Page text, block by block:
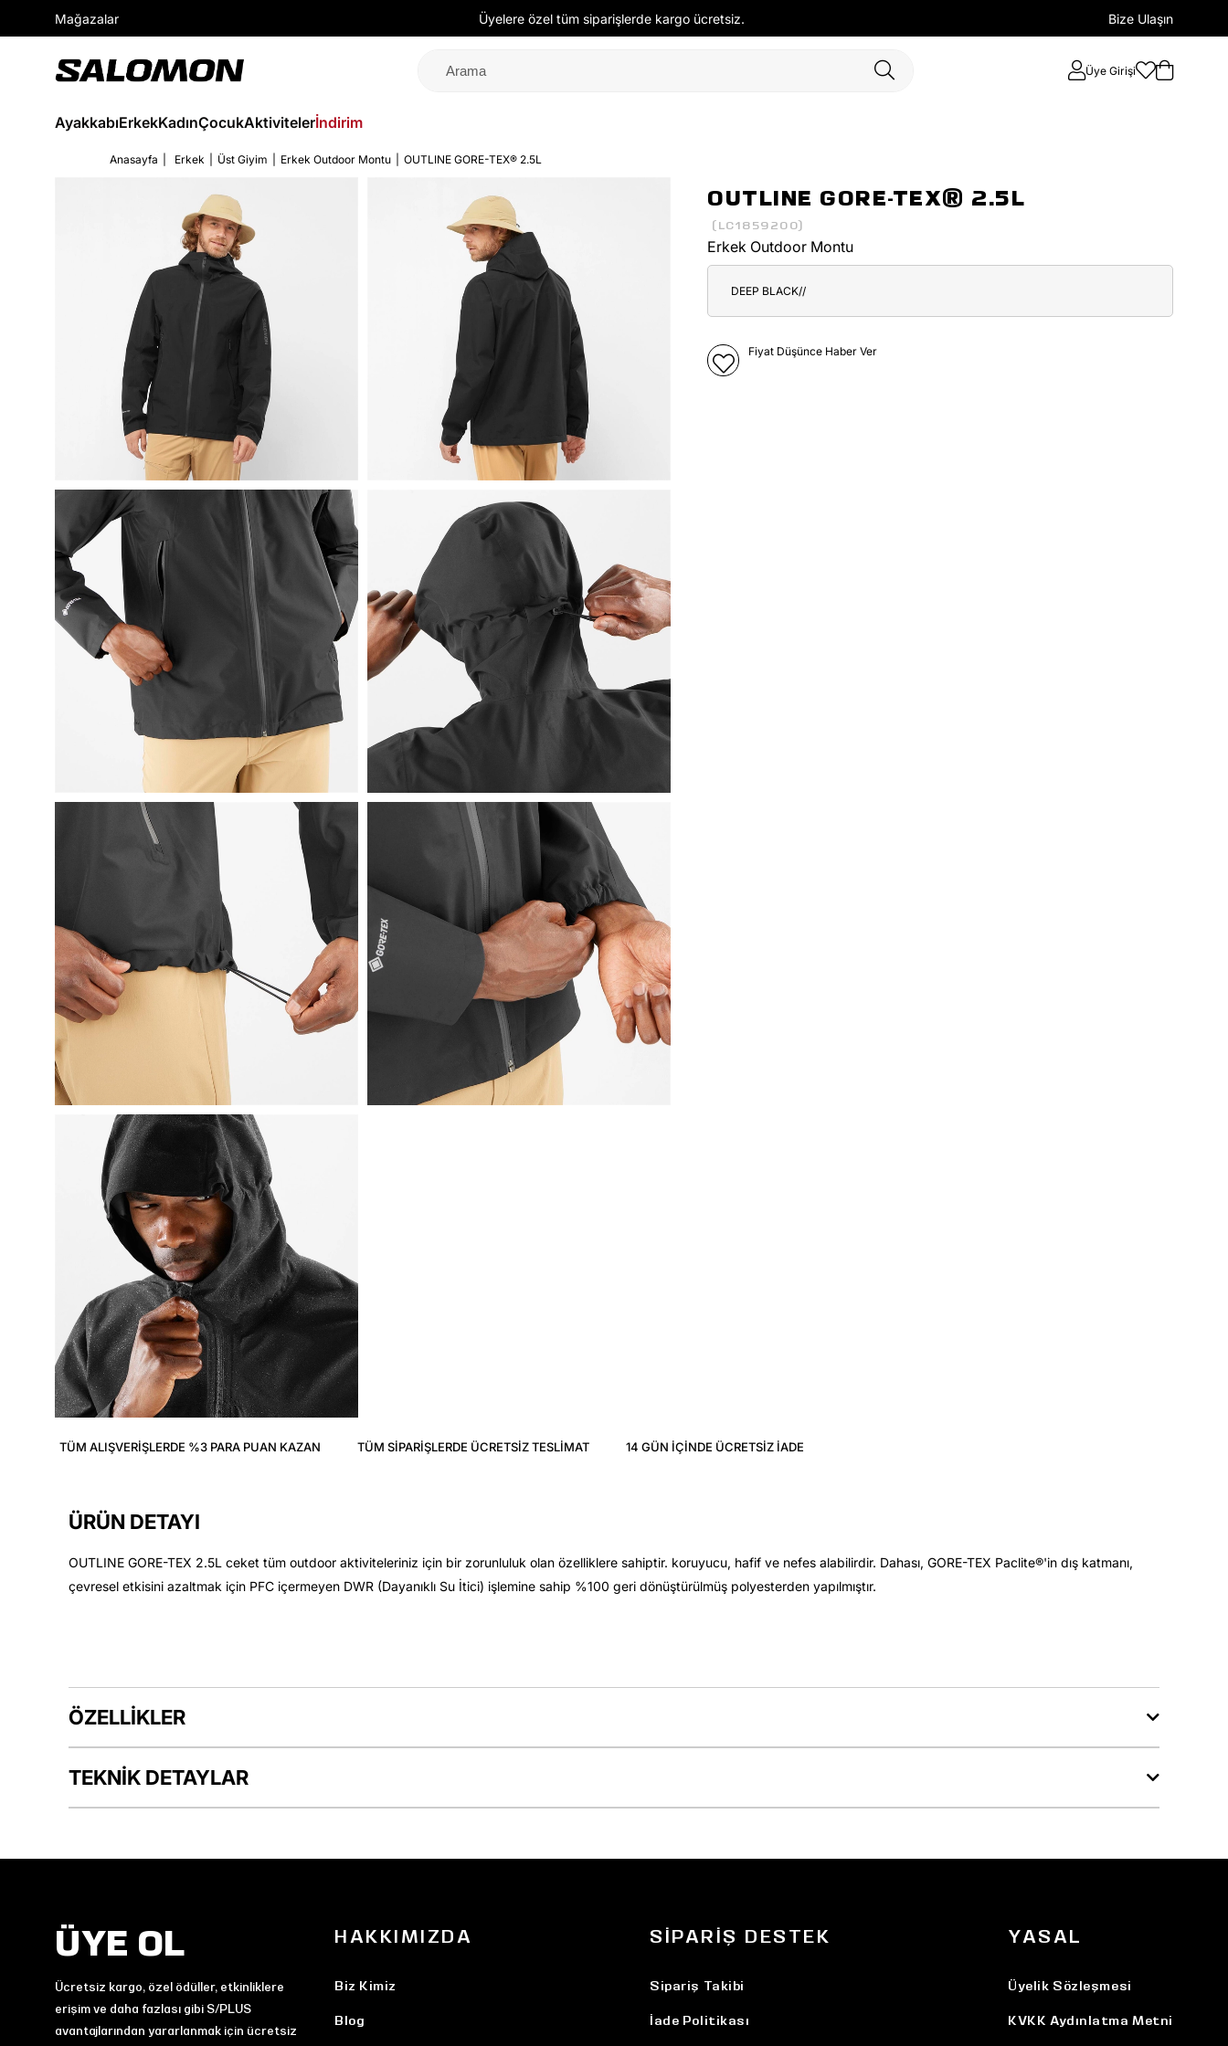
Mağazalar Üyelere özel tüm siparişlerde kargo ücretsiz. Bize Ulaşın
Üye Girişi
AyakkabıErkekKadınÇocukAktivitelerİndirim
Anasayfa Erkek Üst Giyim Erkek Outdoor Montu OUTLINE GORE-TEX® 2.5L
OUTLINE GORE-TEX® 2.5L
(LC1859200)
Erkek Outdoor Montu
DEEP BLACK//
Fiyat Düşünce Haber Ver
TÜM ALIŞVERIŞLERDE %3 PARA PUAN KAZAN TÜM SIPARIŞLERDE ÜCRETSIZ TESLIMAT 14 GÜN IÇINDE ÜCRETSIZ IADE
ÜRÜN DETAYI
OUTLINE GORE-TEX 2.5L ceket tüm outdoor aktiviteleriniz için bir zorunluluk olan özelliklere sahiptir. koruyucu, hafif ve nefes alabilirdir. Dahası, GORE-TEX Paclite®'in dış katmanı,
çevresel etkisini azaltmak için PFC içermeyen DWR (Dayanıklı Su İtici) işlemine sahip %100 geri dönüştürülmüş polyesterden yapılmıştır.
ÖZELLİKLER
TEKNİK DETAYLAR
ÜYE OL
Ücretsiz kargo, özel ödüller, etkinliklere
erişim ve daha fazlası gibi S/PLUS
avantajlarından yararlanmak için ücretsiz
HAKKIMIZDA
Biz Kimiz
Blog
SIPARIŞ DESTEK
Sipariş Takibi
İade Politikası
YASAL
Üyelik Sözleşmesi
KVKK Aydınlatma Metni